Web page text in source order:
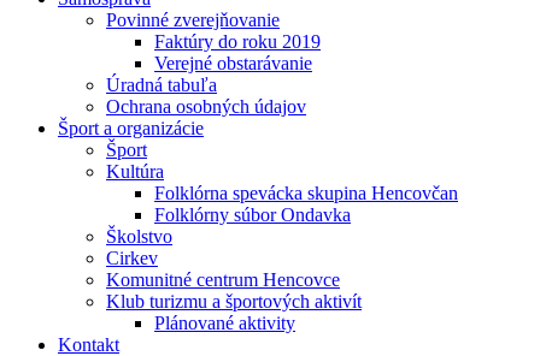
Povinné zverejňovanie
Faktúry do roku 2019
Verejné obstarávanie
Úradná tabuľa
Ochrana osobných údajov
Šport a organizácie
Šport
Kultúra
Folklórna spevácka skupina Hencovčan
Folklórny súbor Ondavka
Školstvo
Cirkev
Komunitné centrum Hencovce
Klub turizmu a športových aktivít
Plánované aktivity
Kontakt